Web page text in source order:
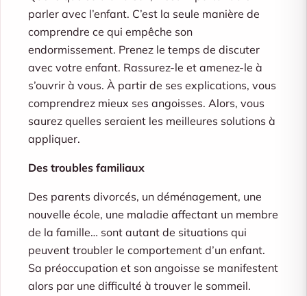
parler avec l’enfant. C’est la seule manière de
comprendre ce qui empêche son
endormissement. Prenez le temps de discuter
avec votre enfant. Rassurez-le et amenez-le à
s’ouvrir à vous. À partir de ses explications, vous
comprendrez mieux ses angoisses. Alors, vous
saurez quelles seraient les meilleures solutions à
appliquer.
Des troubles familiaux
Des parents divorcés, un déménagement, une
nouvelle école, une maladie affectant un membre
de la famille… sont autant de situations qui
peuvent troubler le comportement d’un enfant.
Sa préoccupation et son angoisse se manifestent
alors par une difficulté à trouver le sommeil.